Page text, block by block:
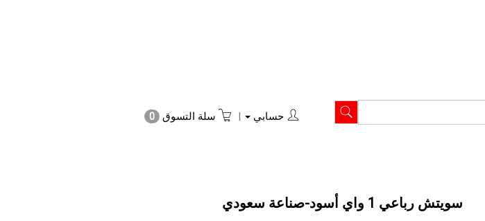
حسابي | سلة التسوق 0
سويتش رباعي 1 واي أسود-صناعة سعودي